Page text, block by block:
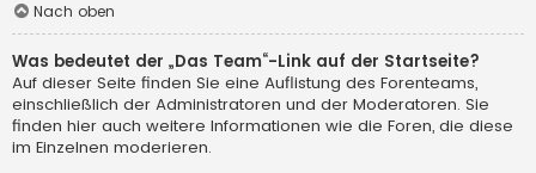
Nach oben
Was bedeutet der „Das Team“-Link auf der Startseite?
Auf dieser Seite finden Sie eine Auflistung des Forenteams,
einschließlich der Administratoren und der Moderatoren. Sie
finden hier auch weitere Informationen wie die Foren, die diese
im Einzelnen moderieren.